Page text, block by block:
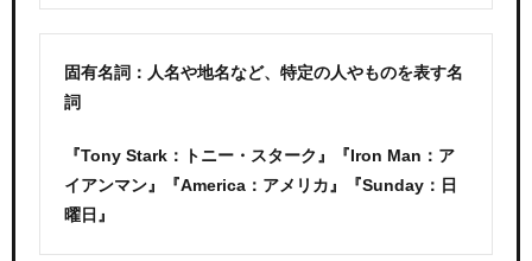
固有名詞：人名や地名など、特定の人やものを表す名
詞
『Tony Stark：トニー・スターク』『Iron Man：ア
イアンマン』『America：アメリカ』『Sunday：日
曜日』